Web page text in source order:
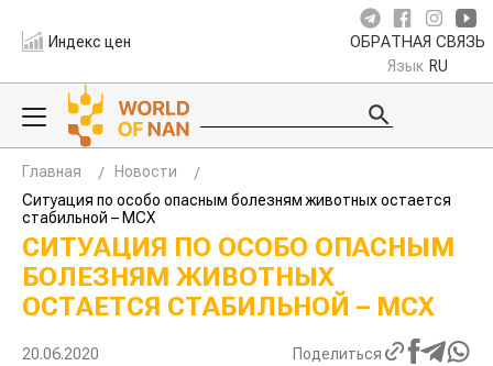
Индекс цен ОБРАТНАЯ СВЯЗЬ
Язык RU
Главная
Новости
Ситуация по особо опасным болезням животных остается
стабильной – МСХ
СИТУАЦИЯ ПО ОСОБО ОПАСНЫМ
БОЛЕЗНЯМ ЖИВОТНЫХ
ОСТАЕТСЯ СТАБИЛЬНОЙ – МСХ
20.06.2020 Поделиться